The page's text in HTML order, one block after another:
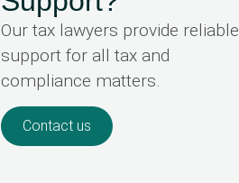
Our tax lawyers provide reliable
support for all tax and
compliance matters.
Contact us